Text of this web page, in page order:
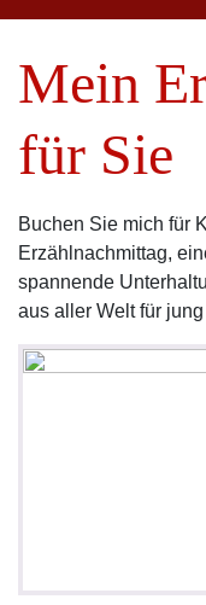
Mein
für Sie
Buchen Sie mich für
Erzählnachmittag,
spannende
aus aller Welt für